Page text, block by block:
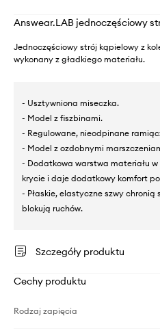
Answear.LAB jednoczęściowy
Jednoczęściowy strój kąpielowy z
wykonany z gładkiego materiału.
- Usztywniona miseczka.
- Model z fiszbinami.
- Regulowane, nieodpinane
- Model z ozdobnymi
- Dodatkowa warstwa materiału
krycie i daje dodatkowy komfort
- Płaskie, elastyczne szwy
blokują ruchów.
Szczegóły produktu
Cechy produktu
Rodzaj zapięcia